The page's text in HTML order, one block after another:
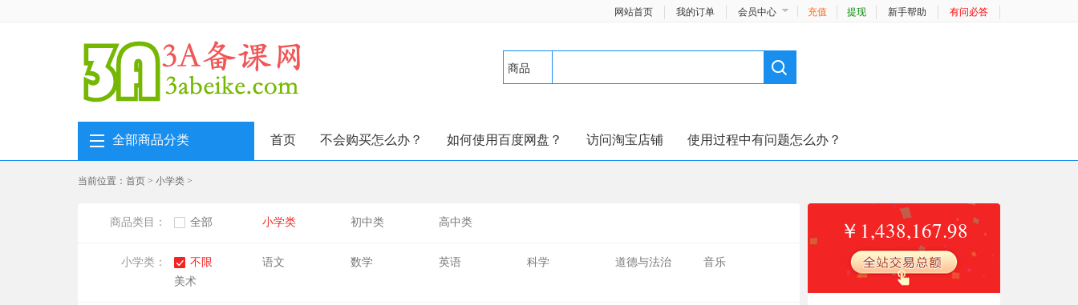
网站首页 我的订单 会员中心 充值 提现 新手帮助 有问必答
商品
全部商品分类 首页 不会购买怎么办？ 如何使用百度网盘？ 访问淘宝店铺 使用过程中有问题怎么办？
当前位置： 首页 > 小学类 >
商品类目： 全部 小学类 初中类 高中类
小学类： 不限 语文 数学 英语 科学 道德与法治
音乐
美术
￥1,438,167.98